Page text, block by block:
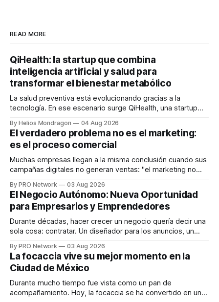
READ MORE
QiHealth: la startup que combina
inteligencia artificial y salud para
transformar el bienestar metabólico
La salud preventiva está evolucionando gracias a la
tecnología. En ese escenario surge QiHealth, una startup
dispositivos inteligentes, inteligencia artificial y monitoreo
en tiempo real para ayudar a las personas a tomar mejores
decisiones sobre su salud metabólica. Su propuesta busca
responder
By Helios Mondragon 04 Aug 2026
El verdadero problema no es el marketing:
es el proceso comercial
Muchas empresas llegan a la misma conclusión cuando sus
campañas digitales no generan ventas: "el marketing no
INTERIUS, el problema suele estar en otro lugar. Durante
una entrevista para el podcast SER PRO, el especialista en
marketing digital explicó que
By PRO Network 03 Aug 2026
El Negocio Autónomo: Nueva Oportunidad
para Empresarios y Emprendedores
Durante décadas, hacer crecer un negocio quería decir una
sola cosa: contratar. Un diseñador para los anuncios, un
para los textos, alguien que supiera de publicidad digital
para encontrar prospectos, un vendedor para atender
llamadas y mensajes, y —con suerte— una persona
By PRO Network 03 Aug 2026
La focaccia vive su mejor momento en la
Ciudad de México
Durante mucho tiempo fue vista como un pan de
acompañamiento. Hoy, la focaccia se ha convertido en uno